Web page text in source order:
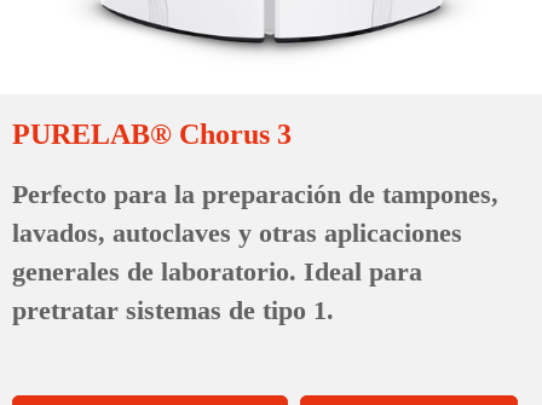
PURELAB® Chorus 3
Perfecto para la preparación de tampones,
lavados, autoclaves y otras aplicaciones
generales de laboratorio. Ideal para
pretratar sistemas de tipo 1.